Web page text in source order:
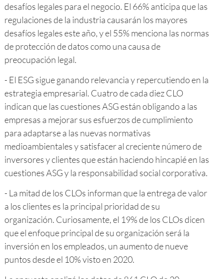
desafíos legales para el negocio. El 66% anticipa que las
regulaciones de la industria causarán los mayores
desafíos legales este año, y el 55% menciona las normas
de protección de datos como una causa de
preocupación legal.
- El ESG sigue ganando relevancia y repercutiendo en la
estrategia empresarial. Cuatro de cada diez CLO
indican que las cuestiones ASG están obligando a las
empresas a mejorar sus esfuerzos de cumplimiento
para adaptarse a las nuevas normativas
medioambientales y satisfacer al creciente número de
inversores y clientes que están haciendo hincapié en las
cuestiones ASG y la responsabilidad social corporativa.
- La mitad de los CLOs informan que la entrega de valor
a los clientes es la principal prioridad de su
organización. Curiosamente, el 19% de los CLOs dicen
que el enfoque principal de su organización será la
inversión en los empleados, un aumento de nueve
puntos desde el 10% visto en 2020.